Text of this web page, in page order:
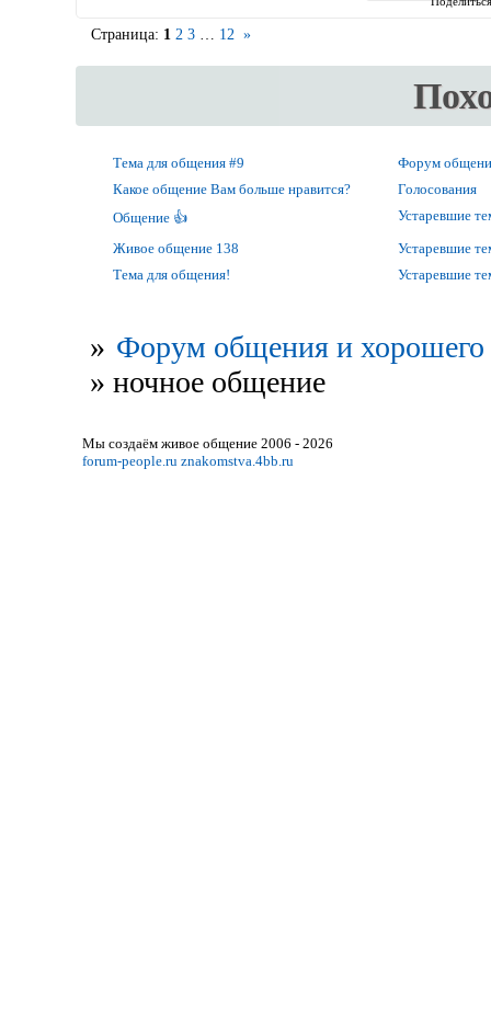
Страница: 1 2 3 12 »
Тема для общения #9
Форум
Какое общение Вам больше нравится?
Голосования
Общение 👍
Устаревшие
Живое общение 138
Устаревшие
Тема для общения!
Устаревшие
» Форум общения и хорошего
» ночное общение
Мы создаём живое общение 2006 - 2026
forum-people.ru znakomstva.4bb.ru